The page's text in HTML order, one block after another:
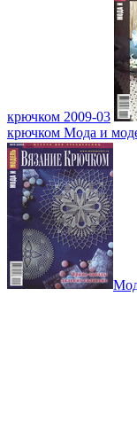
крючком 2009-03
крючком Мода и